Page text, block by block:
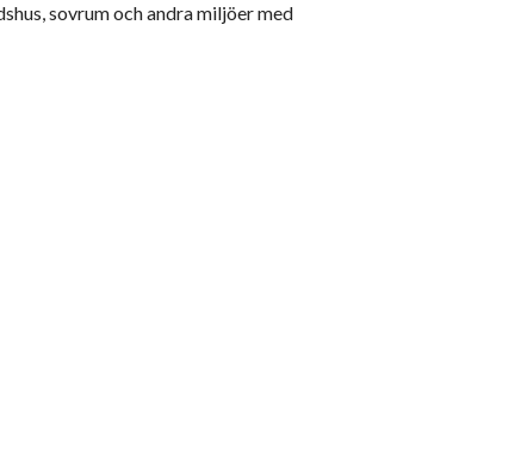
sovrum och andra miljöer med